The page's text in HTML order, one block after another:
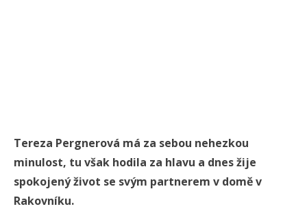
Tereza Pergnerová má za sebou nehezkou
minulost, tu však hodila za hlavu a dnes žije
spokojený život se svým partnerem v domě v
Rakovníku.